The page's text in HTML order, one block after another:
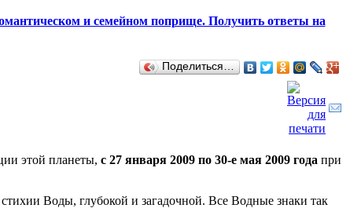
и семейном поприще. Получить ответы на
Поделиться…
этой планеты, с 27 января 2009 по 30-е мая 2009 года при
Воды, глубокой и загадочной. Все Водные знаки так